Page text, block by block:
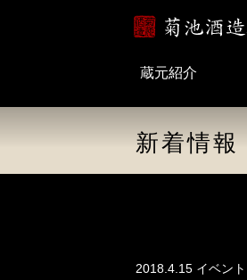
蔵元紹介
新着情報
2018.4.15 イベント